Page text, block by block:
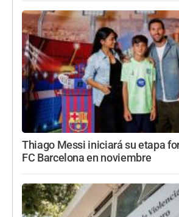
Thiago Messi iniciará su etapa
FC Barcelona en noviembre